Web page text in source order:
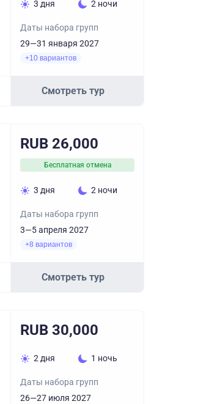
3 дня 2 ночи
Даты набора групп
29—31 января 2027
+10 вариантов
Смотреть тур
RUB 26,000
Бесплатная отмена
3 дня 2 ночи
Даты набора групп
3—5 апреля 2027
+8 вариантов
Смотреть тур
RUB 30,000
2 дня 1 ночь
Даты набора групп
26—27 июля 2027